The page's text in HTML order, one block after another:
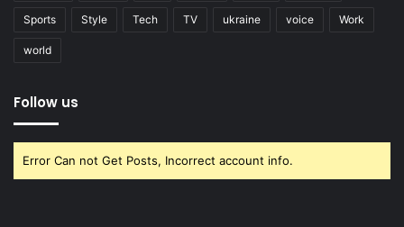
Sports Style Tech TV ukraine voice Work
world
Follow us
Error Can not Get Posts, Incorrect account info.